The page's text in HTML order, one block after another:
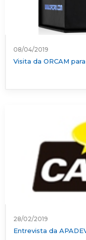
08/04/2019
Visita da ORCAM
28/02/2019
Entrevista da